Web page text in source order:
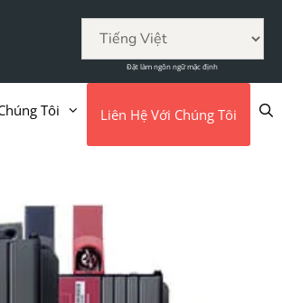
Đặt làm ngôn ngữ mặc định
Tôi Liên Hệ Với Chúng Tôi